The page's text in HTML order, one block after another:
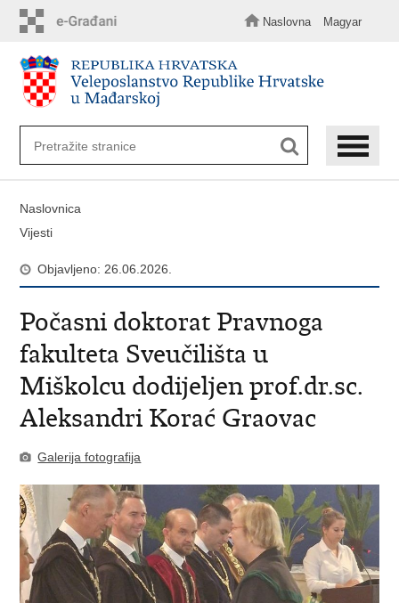
sadržaj
Naslovna Magyar
Naslovnica
Vijesti
Objavljeno: 26.06.2026.
Počasni doktorat Pravnoga
fakulteta Sveučilišta u
Miškolcu dodijeljen prof.dr.sc.
Aleksandri Korać Graovac
Galerija fotografija